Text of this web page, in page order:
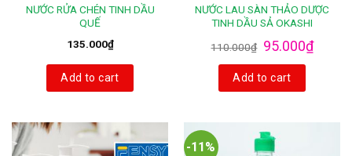
NƯỚC RỬA CHÉN TINH DẦU
QUẾ
135.000₫
Add to cart
NƯỚC LAU SÀN THẢO DƯỢC
TINH DẦU SẢ OKASHI
110.000₫ 95.000₫
Add to cart
-11%